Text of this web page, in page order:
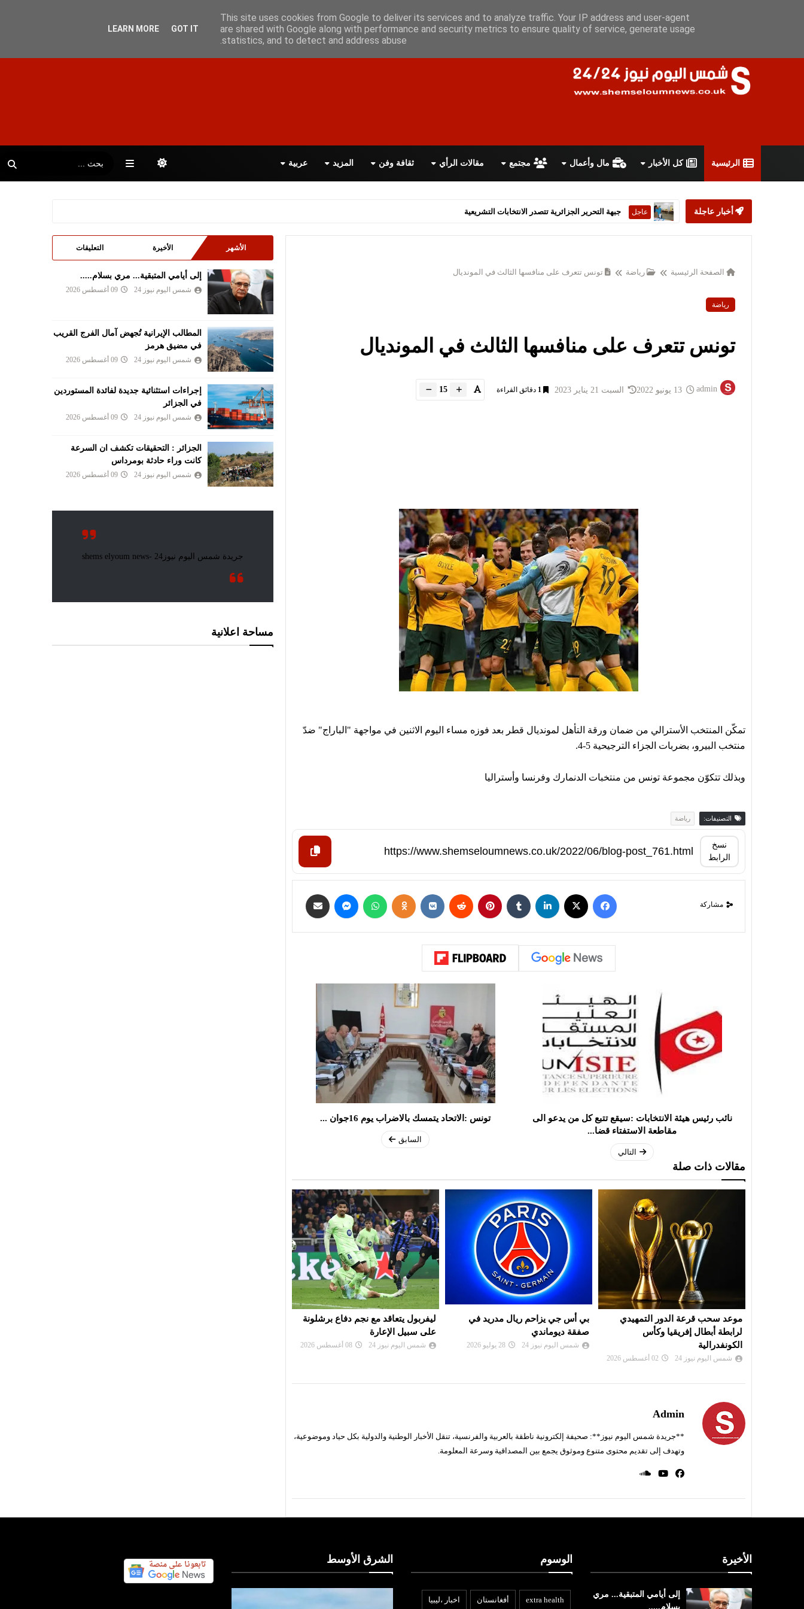
سياسة الخصوصية اتفاقية الاستخدام أعلن معانا اتصل بنا اقرأ الصحيفة PDF
الرئيسية كل الأخبار مال وأعمال مجتمع مقالات الرأي ثقافة وفن المزيد عربية
أخبار عاجلة عاجل جبهة التحرير الجزائرية تتصدر الانتخابات التشريعية
الصفحة الرئيسية رياضة تونس تتعرف على منافسها الثالث في المونديال
رياضة
تونس تتعرف على منافسها الثالث في المونديال
admin السبت 21 يناير 2023 1 دقائق القراءة 15
تمكّن المنتخب الأسترالي من ضمان ورقة التأهل لمونديال قطر بعد فوزه مساء اليوم الاثنين في مواجهة "الباراج" ضدّ
منتخب البيرو، بضربات الجزاء الترجيحية 5-4.
وبذلك تتكوّن مجموعة تونس من منتخبات الدنمارك وفرنسا وأستراليا
التصنيفات: رياضة
نسخ
الرابط
مشاركة
نائب رئيس هيئة الانتخابات :سيقع تتبع كل من يدعو الى
مقاطعة الاستفتاء قضا...
التالي
تونس :الاتحاد يتمسك بالاضراب يوم 16جوان ...
السابق
مقالات ذات صلة
موعد سحب قرعة الدور التمهيدي
لرابطة أبطال إفريقيا وكأس
الكونفدرالية
شمس اليوم نيوز 24 02 أغسطس 2026
بي أس جي يزاحم ريال مدريد في
صفقة ديوماندي
شمس اليوم نيوز 24 28 يوليو 2026
ليفربول يتعاقد مع نجم دفاع برشلونة
على سبيل الإعارة
شمس اليوم نيوز 24 08 أغسطس 2026
Admin
**جريدة شمس اليوم نيوز**: صحيفة إلكترونية ناطقة بالعربية والفرنسية، تنقل الأخبار الوطنية والدولية بكل حياد وموضوعية،
وتهدف إلى تقديم محتوى متنوع وموثوق يجمع بين المصداقية وسرعة المعلومة.
الأشهر الأخيرة التعليقات
إلى أيامي المتبقية... مري بسلام.....
شمس اليوم نيوز 24 09 أغسطس 2026
المطالب الإيرانية تُجهض آمال الفرج القريب
في مضيق هرمز
شمس اليوم نيوز 24 09 أغسطس 2026
إجراءات استثنائية جديدة لفائدة المستوردين
في الجزائر
شمس اليوم نيوز 24 09 أغسطس 2026
الجزائر : التحقيقات تكشف ان السرعة
كانت وراء حادثة بومرداس
شمس اليوم نيوز 24 09 أغسطس 2026
مساحة اعلانية
الأخيرة
إلى أيامي المتبقية... مري
بسلام.....
الوسوم
extra health أفغانستان اخبار ،ليبيا
الشرق الأوسط
This site uses cookies from Google to deliver its services and to analyze traffic. Your IP address and user-agent
are shared with Google along with performance and security metrics to ensure quality of service, generate usage
statistics, and to detect and address abuse.
LEARN MORE GOT IT